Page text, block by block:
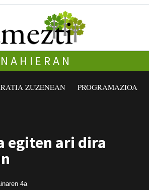
NAHIERAN
ZUZENEAN PROGRAMAZIOA
egiten ari dira
4a